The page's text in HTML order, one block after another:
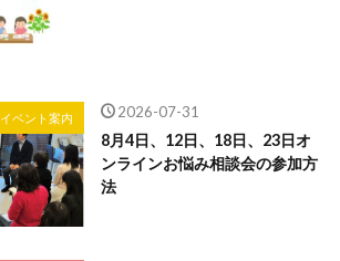
イベント案内 2026-07-31
8月4日、12日、18日、23日オ
ンラインお悩み相談会の参加方
法